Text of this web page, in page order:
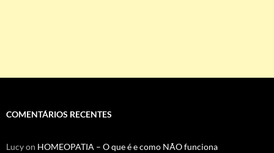
COMENTÁRIOS RECENTES
Lucyon HOMEOPATIA – O que é e como NÃO funciona